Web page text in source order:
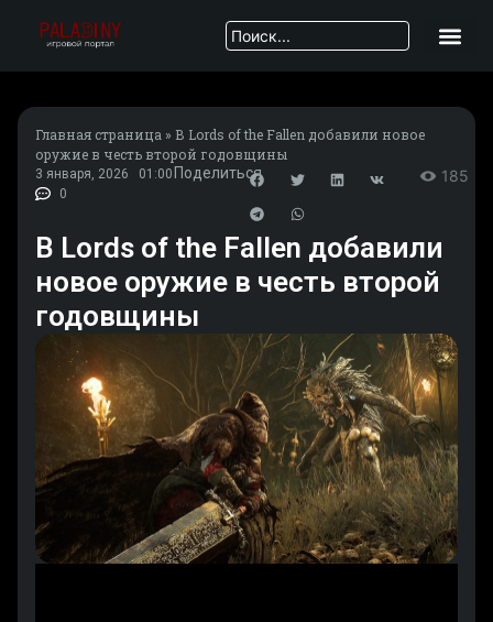
Главная страница » В Lords of the Fallen добавили новое
оружие в честь второй годовщины
3 января, 2026
01:00
0
Поделиться 185
В Lords of the Fallen добавили
новое оружие в честь второй
годовщины